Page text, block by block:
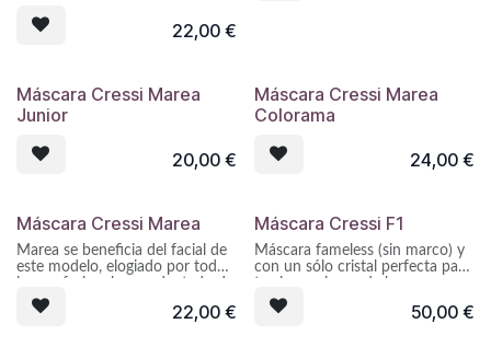
policarbonato anti-UV y facial
de Silflex.
22,00€
Máscara Cressi Marea
Junior
20,00€
Máscara Cressi Marea
Colorama
24,00€
Máscara Cressi Marea
Marea se beneficia del facial de
este modelo, elogiado por todos
cotas y espesores e instalado en
una montura de líneas similares
22,00€
Máscara Cressi F1
Máscara fameless (sin marco) y
con un sólo cristal perfecta para
sesiones de snorkel. El facial de
silicona se ensambla
50,00€